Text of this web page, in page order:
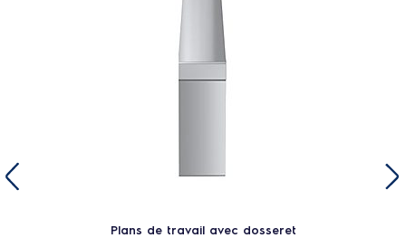
Plans de travail avec dosseret